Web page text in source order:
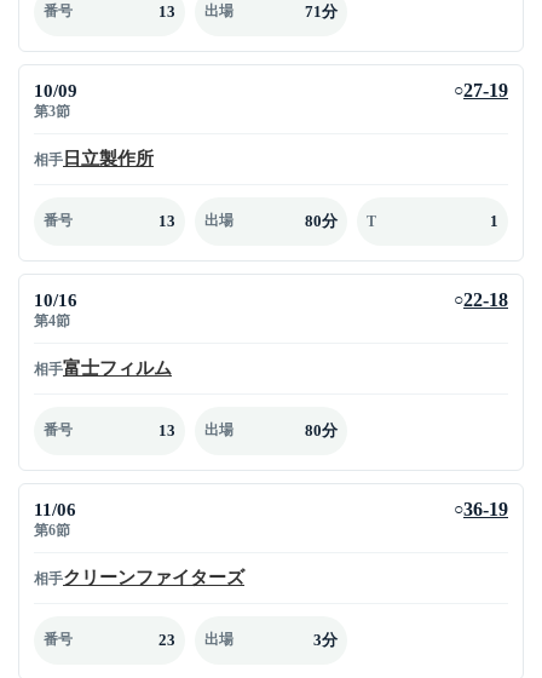
番号 13 出場 71分
10/09
第3節
○27-19
相手 日立製作所
番号 13 出場 80分 T 1
10/16
第4節
○22-18
相手富士フィルム
番号 13 出場 80分
11/06
第6節
○36-19
相手クリーンファイターズ
番号 23 出場 3分